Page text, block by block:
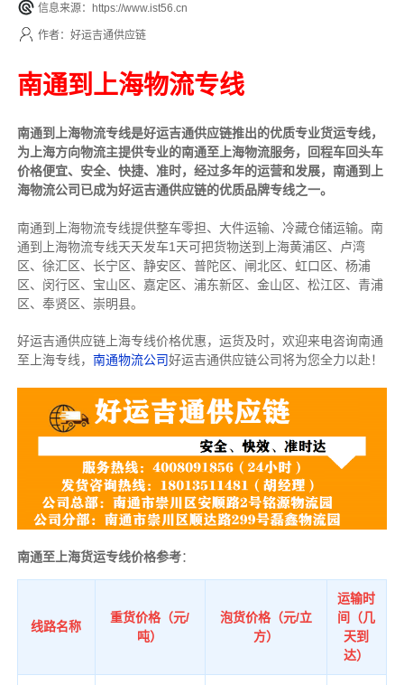
信息来源：https://www.ist56.cn
作者：好运吉通供应链
南通到上海物流专线
南通到上海物流专线是好运吉通供应链推出的优质专业货运专线，
为上海方向物流主提供专业的南通至上海物流服务，回程车回头车
价格便宜、安全、快捷、准时，经过多年的运营和发展，南通到上
海物流公司已成为好运吉通供应链的优质品牌专线之一。
南通到上海物流专线提供整车零担、大件运输、冷藏仓储运输。南
通到上海物流专线天天发车1天可把货物送到上海黄浦区、卢湾
区、徐汇区、长宁区、静安区、普陀区、闸北区、虹口区、杨浦
区、闵行区、宝山区、嘉定区、浦东新区、金山区、松江区、青浦
区、奉贤区、崇明县。
好运吉通供应链上海专线价格优惠，运货及时，欢迎来电咨询南通
至上海专线， 南通物流公司好运吉通供应链公司将为您全力以赴！
南通至上海货运专线价格参考：
线路名称
重货价格（元/
吨）
泡货价格（元/立
方）
运输时
间（几
天到
达）